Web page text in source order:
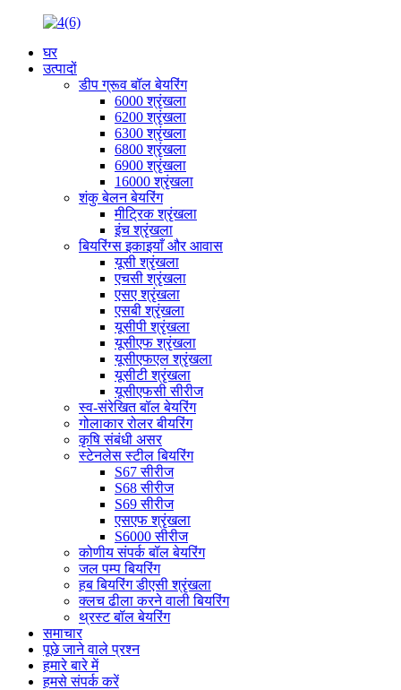
घर
उत्पादों
डीप ग्रूव बॉल बेयरिंग
6000 श्रृंखला
6200 श्रृंखला
6300 श्रृंखला
6800 श्रृंखला
6900 श्रृंखला
16000 श्रृंखला
शंकु बेलन बेयरिंग
मीट्रिक श्रृंखला
इंच श्रृंखला
बियरिंग्स इकाइयाँ और आवास
यूसी श्रृंखला
एचसी श्रृंखला
एसए श्रृंखला
एसबी श्रृंखला
यूसीपी श्रृंखला
यूसीएफ श्रृंखला
यूसीएफएल श्रृंखला
यूसीटी श्रृंखला
यूसीएफसी सीरीज
स्व-संरेखित बॉल बेयरिंग
गोलाकार रोलर बीयरिंग
कृषि संबंधी असर
स्टेनलेस स्टील बियरिंग
S67 सीरीज
S68 सीरीज
S69 सीरीज
एसएफ श्रृंखला
S6000 सीरीज
कोणीय संपर्क बॉल बेयरिंग
जल पम्प बियरिंग
हब बियरिंग डीएसी श्रृंखला
क्लच ढीला करने वाली बियरिंग
थ्रस्ट बॉल बेयरिंग
समाचार
पूछे जाने वाले प्रश्न
हमारे बारे में
हमसे संपर्क करें